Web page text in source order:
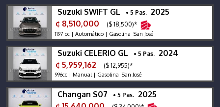
Suzuki SWIFT GL • 5 Pas. 2025
¢ 8,510,000
($ 18,500)*
1197 cc | Automático | Gasolina San José
Suzuki CELERIO GL • 5 Pas. 2024
¢ 5,959,162
($ 12,955)*
996cc | Manual | Gasolina San José
Changan S07 • 5 Pas. 2025